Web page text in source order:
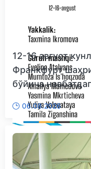
12-16 август
Франкфурт
бўйича
06.08.2026